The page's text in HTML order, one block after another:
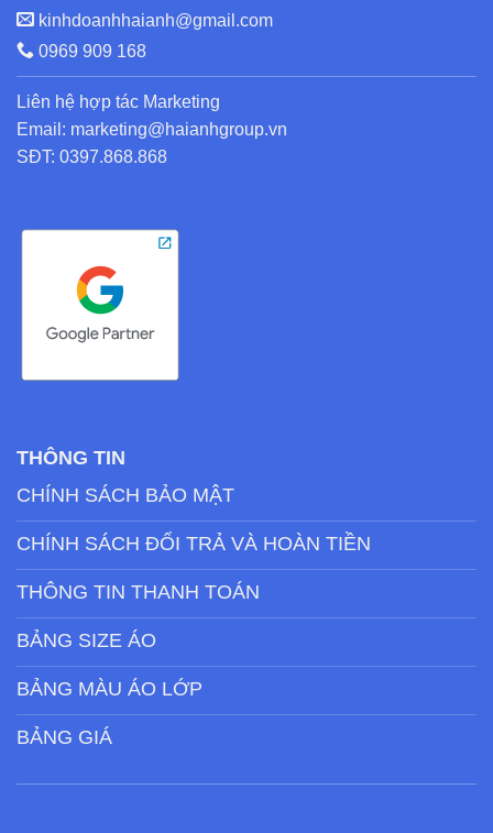
kinhdoanhhaianh@gmail.com
0969 909 168
Liên hệ hợp tác Marketing
Email: marketing@haianhgroup.vn
SĐT: 0397.868.868
THÔNG TIN
CHÍNH SÁCH BẢO MẬT
CHÍNH SÁCH ĐỔI TRẢ VÀ HOÀN TIỀN
THÔNG TIN THANH TOÁN
BẢNG SIZE ÁO
BẢNG MÀU ÁO LỚP
BẢNG GIÁ